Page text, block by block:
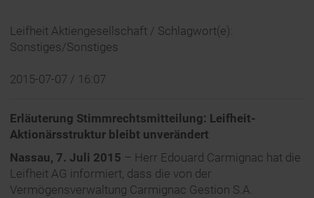
Leifheit Aktiengesellschaft / Schlagwort(e):
Sonstiges/Sonstiges
2015-07-07 / 16:07
Erläuterung Stimmrechtsmitteilung: Leifheit-
Aktionärsstruktur bleibt unverändert
Nassau, 7. Juli 2015 – Herr Edouard Carmignac hat die
Leifheit AG informiert, dass die von der
Vermögensverwaltung Carmignac Gestion S.A.